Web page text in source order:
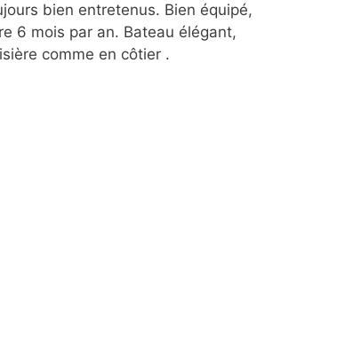
bien entretenus. Bien équipé,
6 mois par an. Bateau élégant,
comme en côtier .